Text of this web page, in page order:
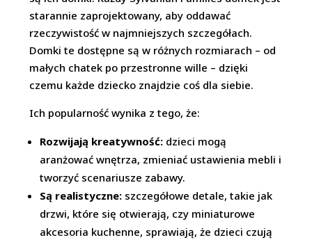
starannie zaprojektowany, aby oddawać
rzeczywistość w najmniejszych szczegółach.
Domki te dostępne są w różnych rozmiarach – od
małych chatek po przestronne wille – dzięki
czemu każde dziecko znajdzie coś dla siebie.
Ich popularność wynika z tego, że:
Rozwijają kreatywność: dzieci mogą
aranżować wnętrza, zmieniać ustawienia mebli i
tworzyć scenariusze zabawy.
Są realistyczne: szczegółowe detale, takie jak
drzwi, które się otwierają, czy miniaturowe
akcesoria kuchenne, sprawiają, że dzieci czują